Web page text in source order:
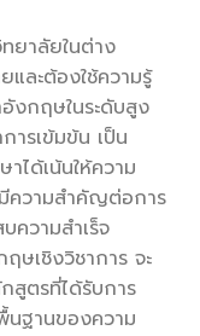
ยาลัยในต่าง
และต้องใช้ความรู้
งกฤษในระดับสูง
ารเข้มข้น เป็น
ได้เน้นให้ความ
ความสำคัญต่อการ
ความสำเร็จ
ษเชิงวิชาการ จะ
สูตรที่ได้รับการ
นฐานของความ